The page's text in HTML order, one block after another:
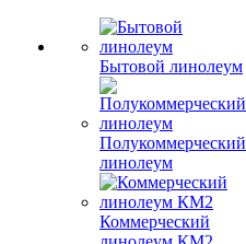
Бытовой линолеум
Полукоммерческий
линолеум
Коммерческий